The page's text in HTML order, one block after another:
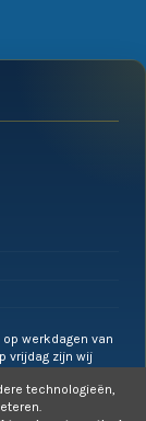
werkdagen van
vrijdag zijn wij
technologieën,